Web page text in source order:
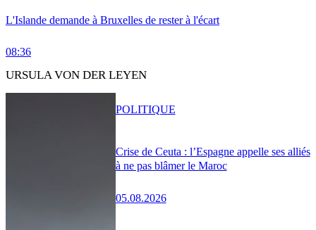
L'Islande demande à Bruxelles de rester à l'écart
08:36
URSULA VON DER LEYEN
Crise de Ceuta : l’Espagne appelle ses alliés
à ne pas blâmer le Maroc
05.08.2026
POLITIQUE